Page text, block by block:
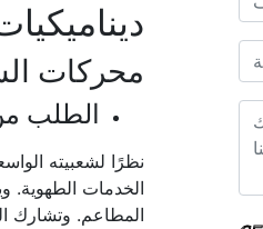
محركات
الطلب
نظرًا لشعبيته
الخدمات الطهوية.
المطاعم. وتشارك